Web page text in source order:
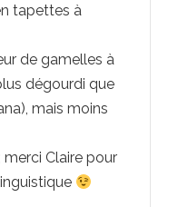
tapettes à
de gamelles à
dégourdi que
mais moins
merci Claire pour